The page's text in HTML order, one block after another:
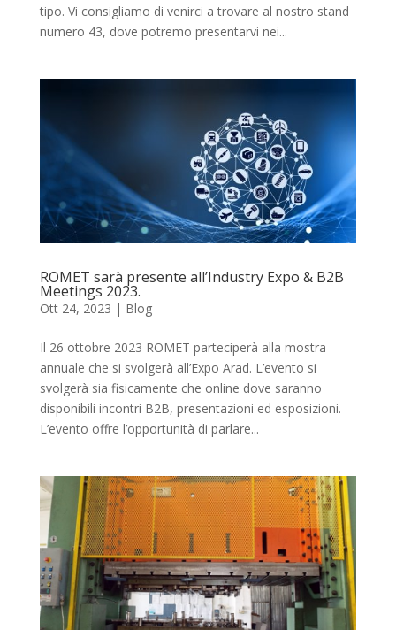
tipo. Vi consigliamo di venirci a trovare al nostro stand
numero 43, dove potremo presentarvi nei...
ROMET sarà presente all’Industry Expo & B2B
Meetings 2023.
Ott 24, 2023 | Blog
Il 26 ottobre 2023 ROMET parteciperà alla mostra
annuale che si svolgerà all’Expo Arad. L’evento si
svolgerà sia fisicamente che online dove saranno
disponibili incontri B2B, presentazioni ed esposizioni.
L’evento offre l’opportunità di parlare...